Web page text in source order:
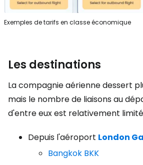
Exemples de tarifs en classe économique
Les destinations
La compagnie aérienne dessert
mais le nombre de liaisons au
d'entre eux est relativement
Depuis l'aéroport London
Bangkok BKK